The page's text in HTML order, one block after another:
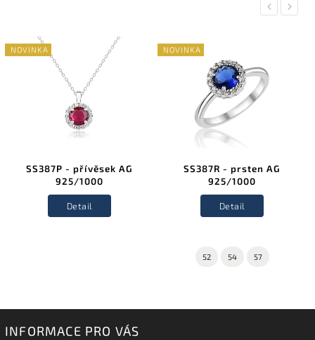
Previous
NOVINKA
SS387P - přívěsek AG
925/1000
Detail
NOVINKA
SS387R - prsten AG
925/1000
Detail
52 54 57
Next
INFORMACE PRO VÁS